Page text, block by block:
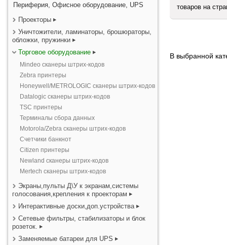
Периферия, Офисное оборудование, UPS
Проекторы
Уничтожители, ламинаторы, брошюраторы,
обложки, пружинки
Торговое оборудование
Mindeo сканеры штрих-кодов
Zebra принтеры
Honeywell/METROLOGIC сканеры штрих-кодов
Datalogic сканеры штрих-кодов
TSC принтеры
Терминалы сбора данных
Motorola/Zebra сканеры штрих-кодов
Счетчики банкнот
Citizen принтеры
Newland сканеры штрих-кодов
Mertech сканеры штрих-кодов
Экраны,пульты Д\У к экранам,системы
голосования,крепления к проекторам
Интерактивные доски,доп.устройства
Сетевые фильтры, стабилизаторы и блок
розеток.
Заменяемые батареи для UPS
товаров на
В выбранной